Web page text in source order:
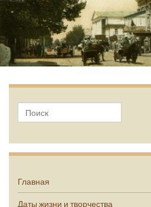
Главная
Даты жизни и творчества